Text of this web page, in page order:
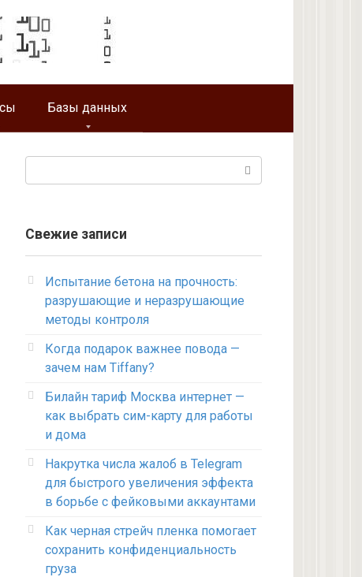
Базы данных
Свежие записи
Испытание бетона на прочность:
разрушающие и неразрушающие
методы контроля
Когда подарок важнее повода —
зачем нам Tiffany?
Билайн тариф Москва интернет —
как выбрать сим-карту для работы
и дома
Накрутка числа жалоб в Telegram
для быстрого увеличения эффекта
в борьбе с фейковыми аккаунтами
Как черная стрейч пленка помогает
сохранить конфиденциальность
груза